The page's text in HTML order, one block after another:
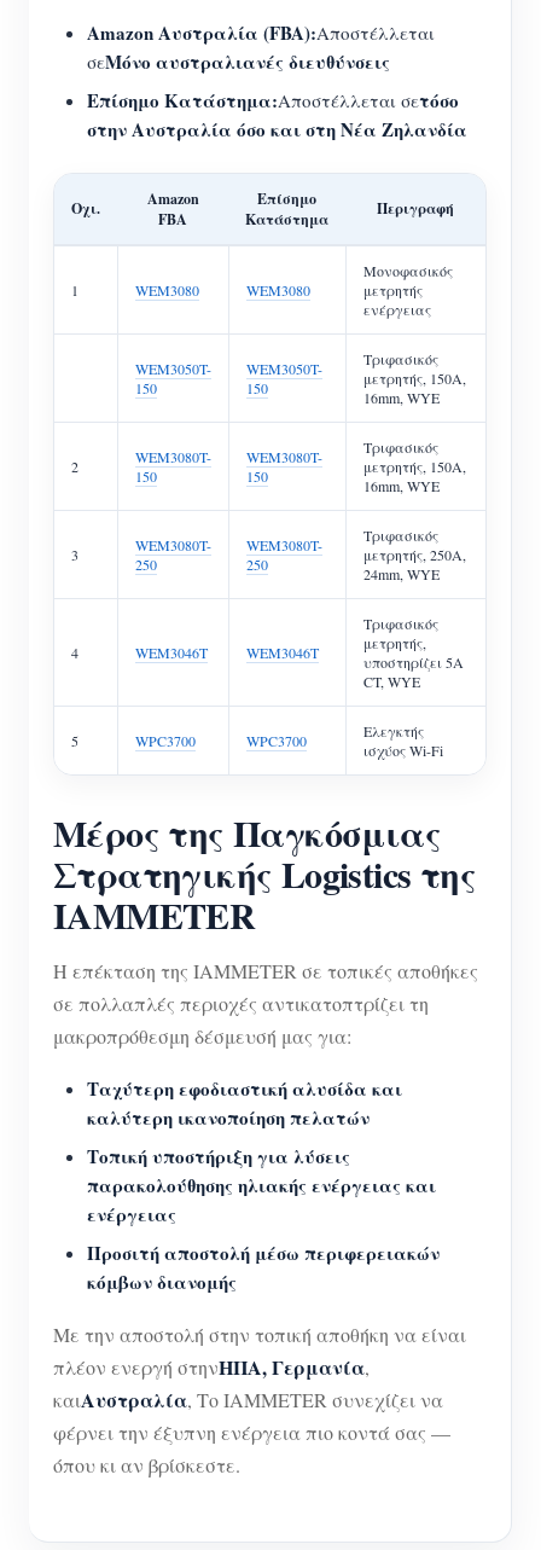
Amazon Αυστραλία (FBA):Αποστέλλεται
σεΜόνο αυστραλιανές διευθύνσεις
Επίσημο Κατάστημα:Αποστέλλεται σετόσο
στην Αυστραλία όσο και στη Νέα Ζηλανδία
Οχι.
Amazon
FBA
Επίσημο
Κατάστημα
Περιγραφή
1 WEM3080 WEM3080
Μονοφασικός
μετρητής
ενέργειας
WEM3050T-
150
WEM3050T-
150
Τριφασικός
μετρητής, 150A,
16mm, WYE
2
WEM3080T-
150
WEM3080T-
150
Τριφασικός
μετρητής, 150A,
16mm, WYE
3
WEM3080T-
250
WEM3080T-
250
Τριφασικός
μετρητής, 250A,
24mm, WYE
4 WEM3046T WEM3046T
Τριφασικός
μετρητής,
υποστηρίζει 5A
CT, WYE
5 WPC3700 WPC3700
Ελεγκτής
ισχύος Wi-Fi
Μέρος της Παγκόσμιας
Στρατηγικής Logistics της
IAMMETER
Η επέκταση της IAMMETER σε τοπικές αποθήκες
σε πολλαπλές περιοχές αντικατοπτρίζει τη
μακροπρόθεσμη δέσμευσή μας για:
Ταχύτερη εφοδιαστική αλυσίδα και
καλύτερη ικανοποίηση πελατών
Τοπική υποστήριξη για λύσεις
παρακολούθησης ηλιακής ενέργειας και
ενέργειας
Προσιτή αποστολή μέσω περιφερειακών
κόμβων διανομής
Με την αποστολή στην τοπική αποθήκη να είναι
πλέον ενεργή στηνΗΠΑ, Γερμανία,
καιΑυστραλία, Το IAMMETER συνεχίζει να
φέρνει την έξυπνη ενέργεια πιο κοντά σας —
όπου κι αν βρίσκεστε.